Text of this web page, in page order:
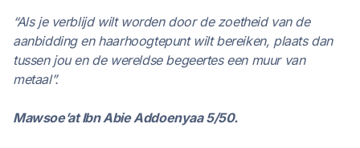
“Als je verblijd wilt worden door de zoetheid van de
aanbidding en haarhoogtepunt wilt bereiken, plaats dan
tussen jou en de wereldse begeertes een muur van
metaal”.
Mawsoe’at Ibn Abie Addoenyaa 5/50.